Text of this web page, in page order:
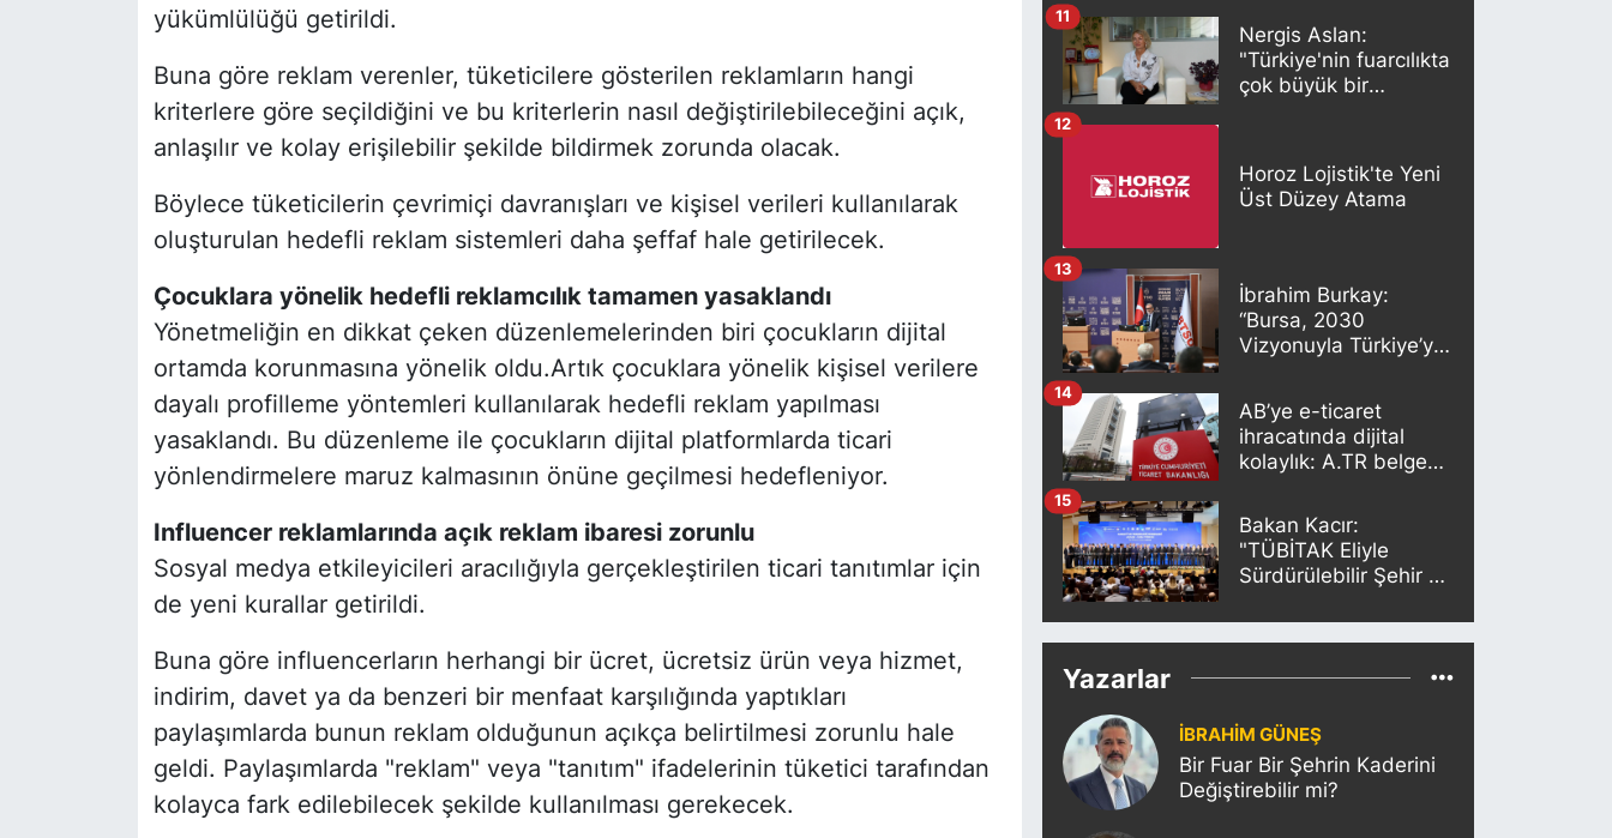
yükümlülüğü getirildi.
Buna göre reklam verenler, tüketicilere gösterilen reklamların hangi
kriterlere göre seçildiğini ve bu kriterlerin nasıl değiştirilebileceğini açık,
anlaşılır ve kolay erişilebilir şekilde bildirmek zorunda olacak.
Böylece tüketicilerin çevrimiçi davranışları ve kişisel verileri kullanılarak
oluşturulan hedefli reklam sistemleri daha şeffaf hale getirilecek.
Çocuklara yönelik hedefli reklamcılık tamamen yasaklandı
Yönetmeliğin en dikkat çeken düzenlemelerinden biri çocukların dijital
ortamda korunmasına yönelik oldu.Artık çocuklara yönelik kişisel verilere
dayalı profilleme yöntemleri kullanılarak hedefli reklam yapılması
yasaklandı. Bu düzenleme ile çocukların dijital platformlarda ticari
yönlendirmelere maruz kalmasının önüne geçilmesi hedefleniyor.
Influencer reklamlarında açık reklam ibaresi zorunlu
Sosyal medya etkileyicileri aracılığıyla gerçekleştirilen ticari tanıtımlar için
de yeni kurallar getirildi.
Buna göre influencerların herhangi bir ücret, ücretsiz ürün veya hizmet,
indirim, davet ya da benzeri bir menfaat karşılığında yaptıkları
paylaşımlarda bunun reklam olduğunun açıkça belirtilmesi zorunlu hale
geldi. Paylaşımlarda "reklam" veya "tanıtım" ifadelerinin tüketici tarafından
kolayca fark edilebilecek şekilde kullanılması gerekecek.
Nergis Aslan:
"Türkiye'nin fuarcılıkta
çok büyük bir
11
Horoz Lojistik'te Yeni
Üst Düzey Atama
12
İbrahim Burkay:
“Bursa, 2030
Vizyonuyla Türkiye’yi
13
AB’ye e-ticaret
ihracatında dijital
kolaylık: A.TR belgesi
oluşturuluyor
14
Bakan Kacır:
"TÜBİTAK Eliyle
Sürdürülebilir Şehir ve
Kurulacak"
15
Yazarlar
İBRAHİM GÜNEŞ
Bir Fuar Bir Şehrin Kaderini
Değiştirebilir mi?